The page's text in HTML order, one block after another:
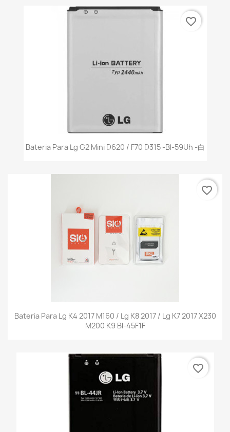
Bateria Para Lg G2 Mini D620 / F70 D315 -Bl-59Uh -白
favorite_border
Bateria Para Lg K4 2017 M160 / Lg K8 2017 / Lg K7 2017 X230
M200 K9 Bl-45F1F
favorite_border
favorite_border